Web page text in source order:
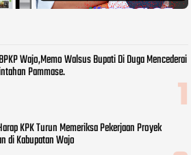
Wajo,Memo Walsus Bupati Di Duga Mencederai
Pammase.
KPK Turun Memeriksa Pekerjaan Proyek
di Kabupatan Wajo